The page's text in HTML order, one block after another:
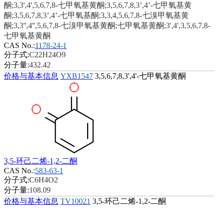
酮;3,3',4',5,6,7,8-七甲氧基黄酮;3,5,6,7,8,3’,4’-七甲氧基黄
酮;3,5,6,7,8,3’,4’-七甲氧基酮;3,3,4,5,6,7,8-七溴甲氧基黄
酮;3,3'',4'',5,6,7,8-七溴甲氧基黄酮;七甲氧基黄酮;3',4',3,5,6,7,8-
七甲氧基黄酮
CAS No.:1178-24-1
分子式:C22H24O9
分子量:432.42
价格与基本信息 YXB1547 3,5,6,7,8,3',4'-七甲氧基黄酮
3,5-环己二烯-1,2-二酮
CAS No.:583-63-1
分子式:C6H4O2
分子量:108.09
价格与基本信息 TV10021 3,5-环己二烯-1,2-二酮